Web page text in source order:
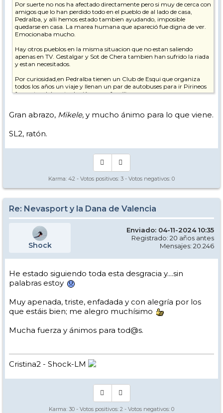
Por suerte no nos ha afectado directamente pero si muy de cerca con
amigos que lo han perdido todo en el pueblo de al lado de casa,
Pedralba, y alli hemos estado tambien ayudando, imposible
quedarse en casa. La marea humana que apareció fue digna de ver.
Emocionaba mucho.
Hay otros pueblos en la misma situacion que no estan saliendo
apenas en TV. Gestalgar y Sot de Chera tambien han sufrido la riada
y estan necesitados.
Por curiosidad,en Pedralba tienen un Club de Esqui que organiza
todos los años un viaje y llenan un par de autobuses para ir Pirineos
fomentandolo entre los jóvenes y familias.
económica y psicologica.
Gracias a todas las personas que han prestado ayuda de alguna
forma. Se hace real el himno de Valencia "Tots a una veu, germans
Viene una semana cargada de realidad y va a ser muy dura.
Muchos ánimos a todos los afectados y lamentar las perdidas
irreparables de seres queridos. D.E.P.
Salud/os a todos.
Gran abrazo, Mikele, y mucho ánimo para lo que viene.
SL2, ratón.
Karma: 42 - Votos positivos: 3 - Votos negativos: 0
Re: Nevasport y la Dana de Valencia
Shock
Enviado: 04-11-2024 10:35
Registrado: 20 años antes
Mensajes: 20.246
He estado siguiendo toda esta desgracia y....sin
palabras estoy
Muy apenada, triste, enfadada y con alegría por los
que estáis bien; me alegro muchísimo
Mucha fuerza y ánimos para tod@s.
Cristina2 - Shock-LM
Karma: 30 - Votos positivos: 2 - Votos negativos: 0